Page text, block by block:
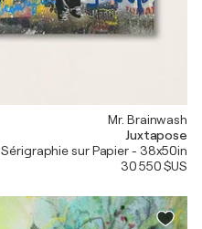
Mr. Brainwash
Juxtapose
Sérigraphie sur Papier - 38x50in
30 550 $US